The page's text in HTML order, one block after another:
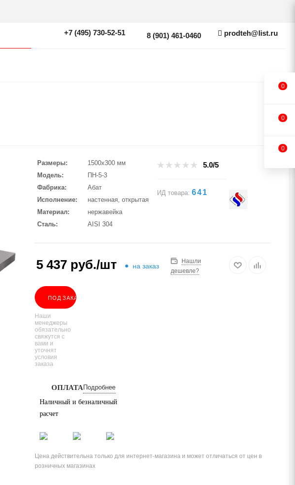
+7 (495) 730-52-51 8 (901) 461-0460 prodteh@list.ru
Размеры
1500х300 мм
Модель
ПН-5-3
Фабрика
Абат
Исполнение
настенная, открытая
Материал
нержавейка
Сталь
AISI 304
5.0/5
ИД товара: 641
5 437 руб./шт на заказ
Нашли
дешевле?
ПОД ЗАКАЗ
Наши
менеджеры
обязательно
свяжутся с
вами и
уточнят
условия
заказа
ОПЛАТА Подробнее
Наличный и безналичный
расчет
Цена действительна только для интернет-магазина и может отличаться от цен в
розничных магазинах
0
0
0